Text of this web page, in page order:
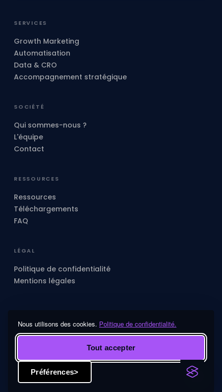
Nous utilisons des cookies. Politique de confidentialité.
Tout accepter
Préférences
SERVICES
Growth Marketing
Automatisation
Data & CRO
Accompagnement stratégique
SOCIÉTÉ
Qui sommes-nous ?
L'équipe
Contact
RESSOURCES
Ressources
Téléchargements
FAQ
LÉGAL
Politique de confidentialité
Mentions légales
© 2026 Advantaige · Luxembourg - RCS A47063